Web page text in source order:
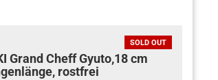
SOLD OUT
Grand Cheff Gyuto,18 cm
rostfrei